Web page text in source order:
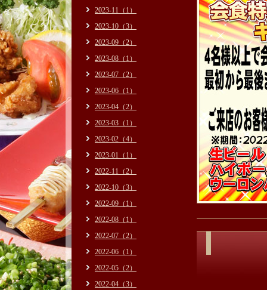
2023-11（1）
2023-10（3）
2023-09（2）
2023-08（1）
2023-07（2）
2023-06（1）
2023-04（2）
2023-03（1）
2023-02（4）
2023-01（1）
2022-11（2）
2022-10（3）
2022-09（1）
2022-08（1）
2022-07（2）
2022-06（1）
2022-05（2）
2022-04（3）